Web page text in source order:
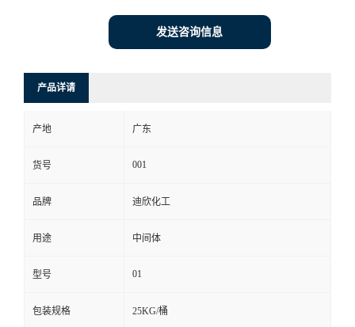
式
在
线
留
言
发送咨询信息
产品详请
产地 广东
货号 001
品牌 迪欣化工
用途 中间体
型号 01
包装规格 25KG/桶